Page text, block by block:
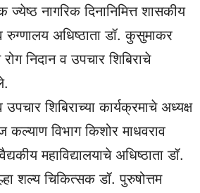
ज्येष्ठ नागरिक दिनानिमित्त शासकीय
रुग्णालय अधिष्ठाता डॉ. कुसुमाकर
निदान व उपचार शिबिराचे
शिबिराच्या कार्यक्रमाचे अध्यक्ष
विभाग किशोर माधवराव
महाविद्यालयाचे अधिष्ठाता डॉ.
शल्य चिकित्सक डॉ. पुरुषोत्तम